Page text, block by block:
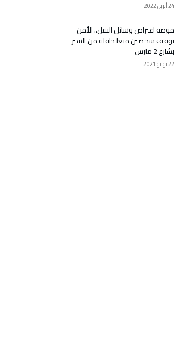
24 أبريل 2022
موضة اعتراض وسائل النقل.. الأمن
يوقف شخصين منعا حافلة من السير
بشارع 2 مارس
22 يونيو 2021